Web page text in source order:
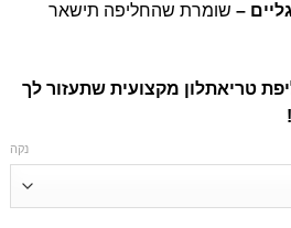
–שומרת שהחליפה תישאר
טריאתלון מקצועית שתעזור לך
נקה